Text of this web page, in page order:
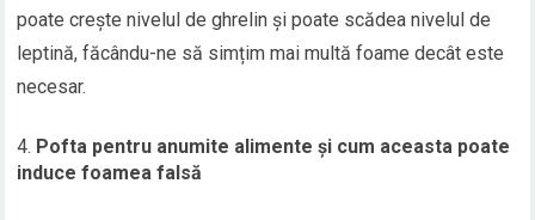
poate crește nivelul de ghrelin și poate scădea nivelul de
leptină, făcându-ne să simțim mai multă foame decât este
necesar.
Pofta pentru anumite alimente și cum aceasta poate
induce foamea falsă